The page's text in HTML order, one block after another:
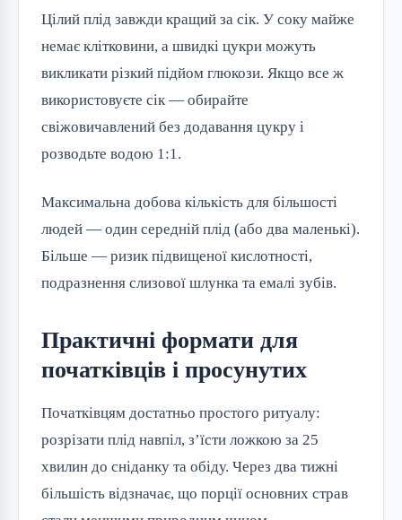
Цілий плід завжди кращий за сік. У соку майже
немає клітковини, а швидкі цукри можуть
викликати різкий підйом глюкози. Якщо все ж
використовуєте сік — обирайте
свіжовичавлений без додавання цукру і
розводьте водою 1:1.
Максимальна добова кількість для більшості
людей — один середній плід (або два маленькі).
Більше — ризик підвищеної кислотності,
подразнення слизової шлунка та емалі зубів.
Практичні формати для
початківців і просунутих
Початківцям достатньо простого ритуалу:
розрізати плід навпіл, з’їсти ложкою за 25
хвилин до сніданку та обіду. Через два тижні
більшість відзначає, що порції основних страв